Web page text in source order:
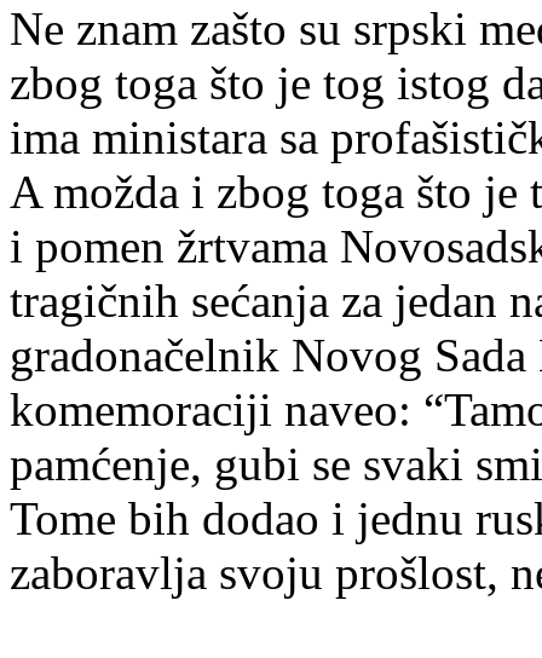
Ne znam zašto su srpski
zbog toga što je tog istog
ima ministara sa
A možda i zbog toga što je
i pomen žrtvama
tragičnih sećanja za jedan
gradonačelnik Novog
komemoraciji naveo:
pamćenje, gubi se svaki
Tome bih dodao i jednu
zaboravlja svoju prošlost,